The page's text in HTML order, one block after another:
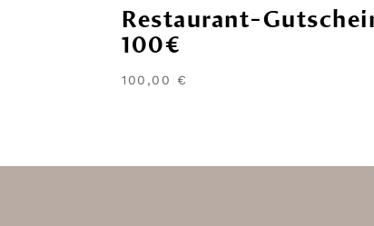
Restaurant-
100€
100,00 €